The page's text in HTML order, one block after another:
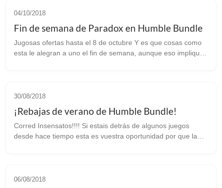
04/10/2018
Fin de semana de Paradox en Humble Bundle
Jugosas ofertas hasta el 8 de octubre Y es que cosas como
esta le alegran a uno el fin de semana, aunque eso implique
30/08/2018
¡Rebajas de verano de Humble Bundle!
Corred Insensatos!!!! Si estais detrás de algunos juegos
desde hace tiempo esta es vuestra oportunidad por que la
06/08/2018